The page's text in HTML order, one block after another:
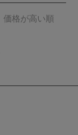
価格が高い順